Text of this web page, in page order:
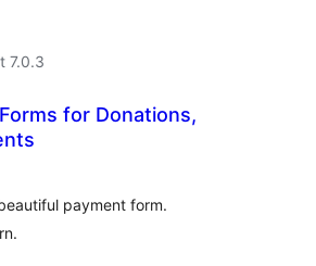
7.0.3
for Donations,
payment form.